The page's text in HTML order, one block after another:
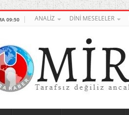
09:50 ANALİZ DİNİ MESELELER